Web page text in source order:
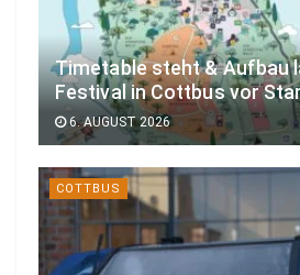
Timetable steht & Aufbau
Festival in Cottbus vor
6. AUGUST 2026
COTTBUS